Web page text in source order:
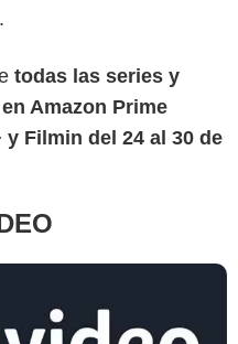
todas las series y
Amazon Prime
Filmin del 24 al 30 de